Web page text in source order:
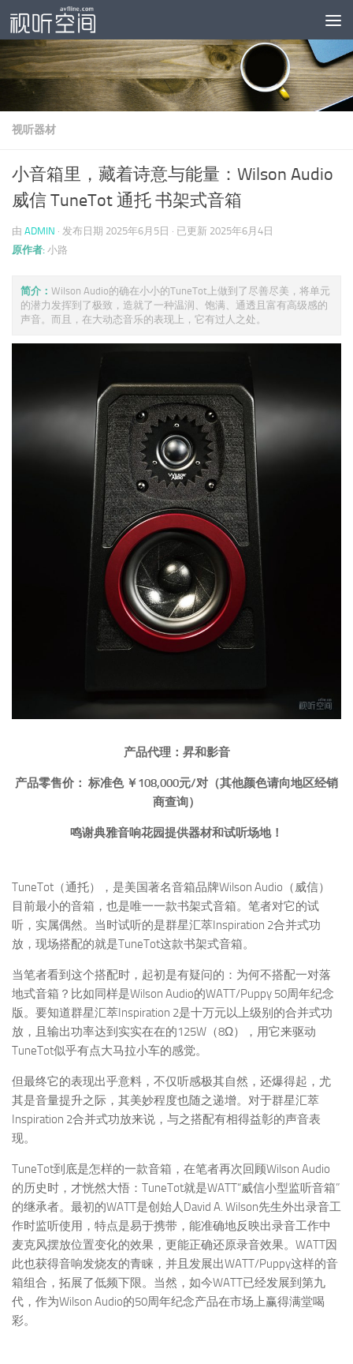
跳至内容
视听器材
小音箱里，藏着诗意与能量：Wilson Audio
威信 TuneTot 通托 书架式音箱
由 ADMIN · 发布日期 2025年6月5日 · 已更新 2025年6月4日
原作者: 小路
简介： Wilson Audio的确在小小的TuneTot上做到了尽善尽美，将单元
的潜力发挥到了极致，造就了一种温润、饱满、通透且富有高级感的
声音。而且，在大动态音乐的表现上，它有过人之处。
产品代理：昇和影音
产品零售价： 标准色 ￥108,000元/对（其他颜色请向地区经销
商查询）
鸣谢典雅音响花园提供器材和试听场地！
TuneTot（通托），是美国著名音箱品牌Wilson Audio（威信）
目前最小的音箱，也是唯一一款书架式音箱。笔者对它的试
听，实属偶然。当时试听的是群星汇萃Inspiration 2合并式功
放，现场搭配的就是TuneTot这款书架式音箱。
当笔者看到这个搭配时，起初是有疑问的：为何不搭配一对落
地式音箱？比如同样是Wilson Audio的WATT/Puppy 50周年纪念
版。要知道群星汇萃Inspiration 2是十万元以上级别的合并式功
放，且输出功率达到实实在在的125W（8Ω），用它来驱动
TuneTot似乎有点大马拉小车的感觉。
但最终它的表现出乎意料，不仅听感极其自然，还爆得起，尤
其是音量提升之际，其美妙程度也随之递增。对于群星汇萃
Inspiration 2合并式功放来说，与之搭配有相得益彰的声音表
现。
TuneTot到底是怎样的一款音箱，在笔者再次回顾Wilson Audio
的历史时，才恍然大悟：TuneTot就是WATT“威信小型监听音箱”
的继承者。最初的WATT是创始人David A. Wilson先生外出录音工
作时监听使用，特点是易于携带，能准确地反映出录音工作中
麦克风摆放位置变化的效果，更能正确还原录音效果。WATT因
此也获得音响发烧友的青睐，并且发展出WATT/Puppy这样的音
箱组合，拓展了低频下限。当然，如今WATT已经发展到第九
代，作为Wilson Audio的50周年纪念产品在市场上赢得满堂喝
彩。